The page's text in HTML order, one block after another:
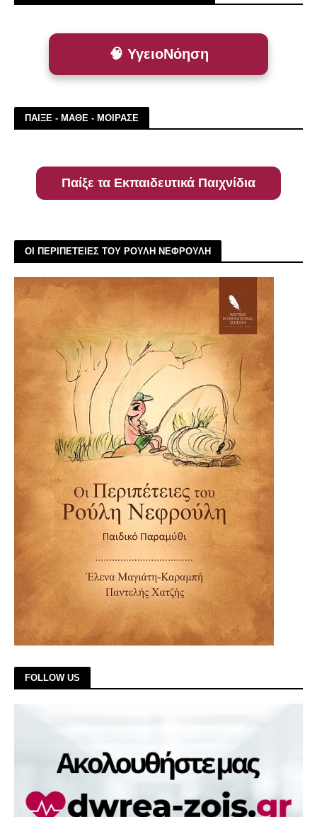
🧠 ΥγειοΝόηση
ΠΑΙΞΕ - ΜΑΘΕ - ΜΟΙΡΑΣΕ
Παίξε τα Εκπαιδευτικά Παιχνίδια
ΟΙ ΠΕΡΙΠΕΤΕΙΕΣ ΤΟΥ ΡΟΥΛΗ ΝΕΦΡΟΥΛΗ
FOLLOW US